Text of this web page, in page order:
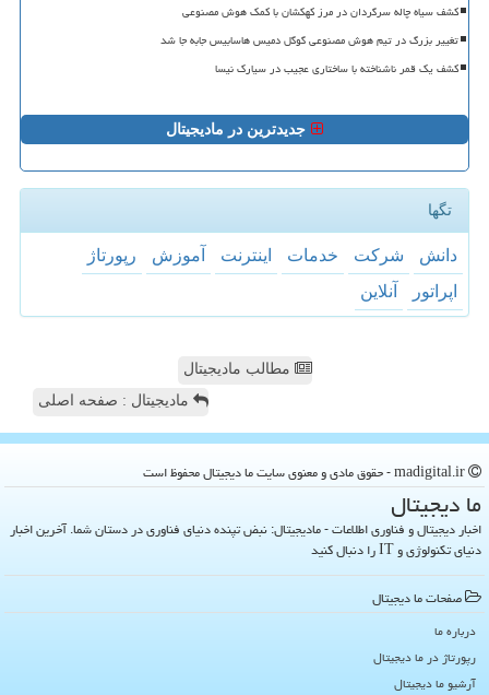
کشف سیاه چاله سرگردان در مرز کهکشان با کمک هوش مصنوعی
تغییر بزرگ در تیم هوش مصنوعی گوگل دمیس هاسابیس جابه جا شد
کشف یک قمر ناشناخته با ساختاری عجیب در سیارک نیسا
جدیدترین در مادیجیتال
تگها
دانش شركت خدمات اینترنت آموزش
رپورتاژ
اپراتور
آنلاین
مطالب مادیجیتال
مادیجیتال : صفحه اصلی
ما دیجیتال
اخبار دیجیتال و فناوری اطلاعات - مادیجیتال: نبض تپنده دنیای فناوری در دستان شما. آخرین اخبار
دنیای تکنولوژی و IT را دنبال کنید
صفحات ما دیجیتال
درباره ما
رپورتاژ در ما دیجیتال
آرشیو ما دیجیتال